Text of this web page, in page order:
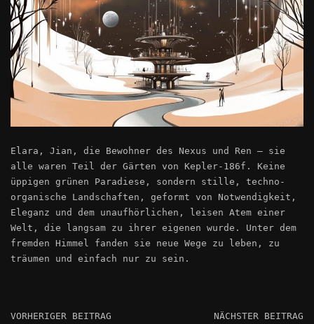
Elara, Jian, die Bewohner des Nexus und Ren – sie
alle waren Teil der Gärten von Kepler-186f. Keine
üppigen grünen Paradiese, sondern stille, techno-
organische Landschaften, geformt von Notwendigkeit,
Eleganz und dem unaufhörlichen, leisen Atem einer
Welt, die langsam zu ihrer eigenen wurde. Unter dem
fremden Himmel fanden sie neue Wege zu leben, zu
träumen und einfach nur zu sein.
VORHERIGER BEITRAG NÄCHSTER BEITRAG